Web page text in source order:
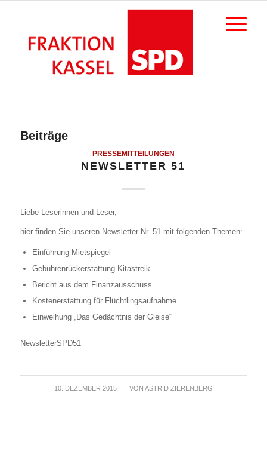
Beiträge
PRESSEMITTEILUNGEN
NEWSLETTER 51
Liebe Leserinnen und Leser,
hier finden Sie unseren Newsletter Nr. 51 mit folgenden Themen:
Einführung Mietspiegel
Gebührenrückerstattung Kitastreik
Bericht aus dem Finanzausschuss
Kostenerstattung für Flüchtlingsaufnahme
Einweihung „Das Gedächtnis der Gleise“
NewsletterSPD51
10. DEZEMBER 2015
/ VON ASTRID ZIERENBERG